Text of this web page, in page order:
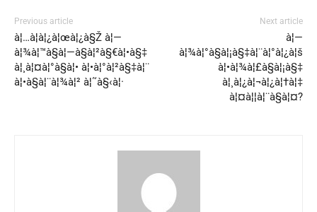
Previous article
à¦…à¦­à¦¿à¦œà¦¿à§Ž à¦—
à¦¾à¦™à§à¦—à§à¦²à§€à¦•à§‡
à¦¸à¦¤à¦°à§à¦• à¦•à¦°à¦²à§‡à¦¨
à¦•à§à¦¨à¦¾à¦² à¦˜à§‹à¦·
Next article
à¦—
à¦¾à¦°à§à¦¡à§‡à¦¨à¦°à¦¿à¦š
à¦•à¦¾à¦£à§à¦¡à§‡
à¦¸à¦¿à¦¬à¦¿à¦†à¦‡
à¦¤à¦¦à¦¨à§à¦¤?